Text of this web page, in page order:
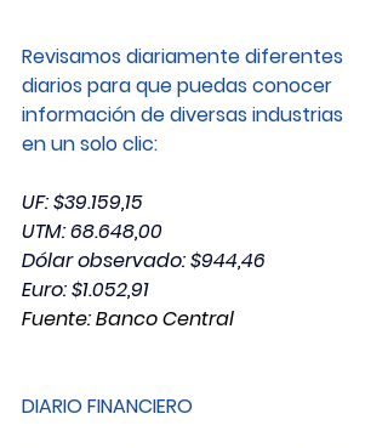
Revisamos diariamente diferentes
diarios para que puedas conocer
información de diversas industrias
en un solo clic:
UF: $39.159,15
UTM: 68.648,00
Dólar observado: $944,46
Euro: $1.052,91
Fuente: Banco Central
DIARIO FINANCIERO